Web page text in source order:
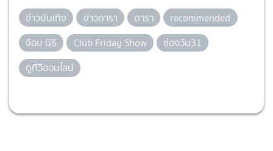
ข่าวบันเทิง ข่าวดารา ดารา
recommended
จ๊อบ นิธิ
Club Friday Show
ช่องวัน31
ดูทีวีออนไลน์